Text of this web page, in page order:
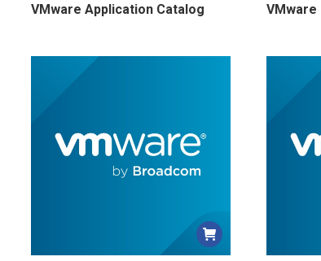
VMware Application Catalog VMware